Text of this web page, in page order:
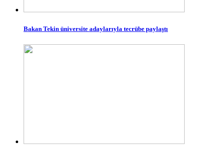
Bakan Tekin üniversite adaylarıyla tecrübe paylaştı